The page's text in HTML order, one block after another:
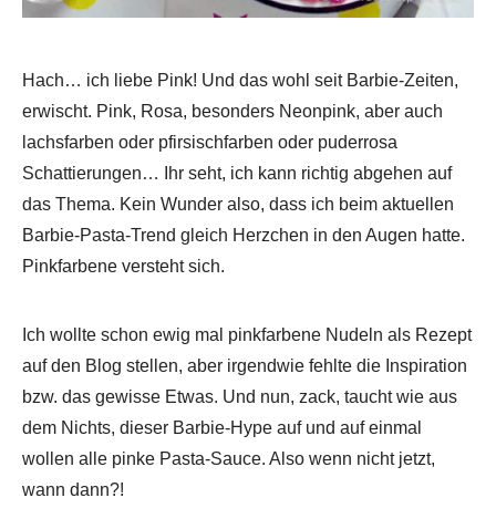
Hach… ich liebe Pink! Und das wohl seit Barbie-Zeiten,
erwischt. Pink, Rosa, besonders Neonpink, aber auch
lachsfarben oder pfirsischfarben oder puderrosa
Schattierungen… Ihr seht, ich kann richtig abgehen auf
das Thema. Kein Wunder also, dass ich beim aktuellen
Barbie-Pasta-Trend gleich Herzchen in den Augen hatte.
Pinkfarbene versteht sich.
Ich wollte schon ewig mal pinkfarbene Nudeln als Rezept
auf den Blog stellen, aber irgendwie fehlte die Inspiration
bzw. das gewisse Etwas. Und nun, zack, taucht wie aus
dem Nichts, dieser Barbie-Hype auf und auf einmal
wollen alle pinke Pasta-Sauce. Also wenn nicht jetzt,
wann dann?!